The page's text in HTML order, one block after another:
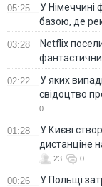
05:25
У Німеччині
базою, де
03:28
Netflix
02:22
У яких
свідоцтво
0
01:28
У Києві
дистанціне
23 0
00:26
У Польщі